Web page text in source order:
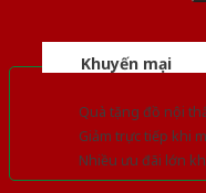
Khuyến mại
Quà tặng đồ nội
Giảm trực tiếp khi
Nhiều ưu đãi lớn